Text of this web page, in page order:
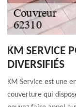
KM SERVICE
DIVERSIFIÉS
KM Service est une
couverture qui